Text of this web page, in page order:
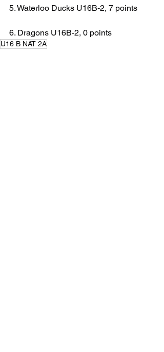
5. Waterloo Ducks U16B-2, 7 points
6. Dragons U16B-2, 0 points
U16 B NAT 2A